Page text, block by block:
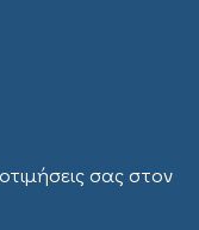
σας στον